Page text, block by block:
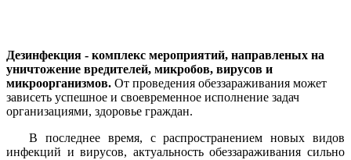
Дезинфекция - комплекс мероприятий, направленых на
уничтожение вредителей, микробов, вирусов и
микроорганизмов. От проведения обеззараживания может
зависеть успешное и своевременное исполнение задач
организациями, здоровье граждан.
В последнее время, с распространением новых видов
инфекций и вирусов, актуальность обеззараживания сильно